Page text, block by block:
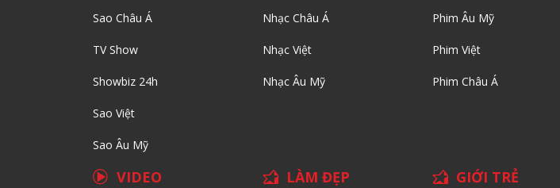
Sao Châu Á
TV Show
Showbiz 24h
Sao Việt
Sao Âu Mỹ
Nhạc Châu Á
Nhạc Việt
Nhạc Âu Mỹ
Phim Âu Mỹ
Phim Việt
Phim Châu Á
VIDEO LÀM ĐẸP GIỚI TRẺ